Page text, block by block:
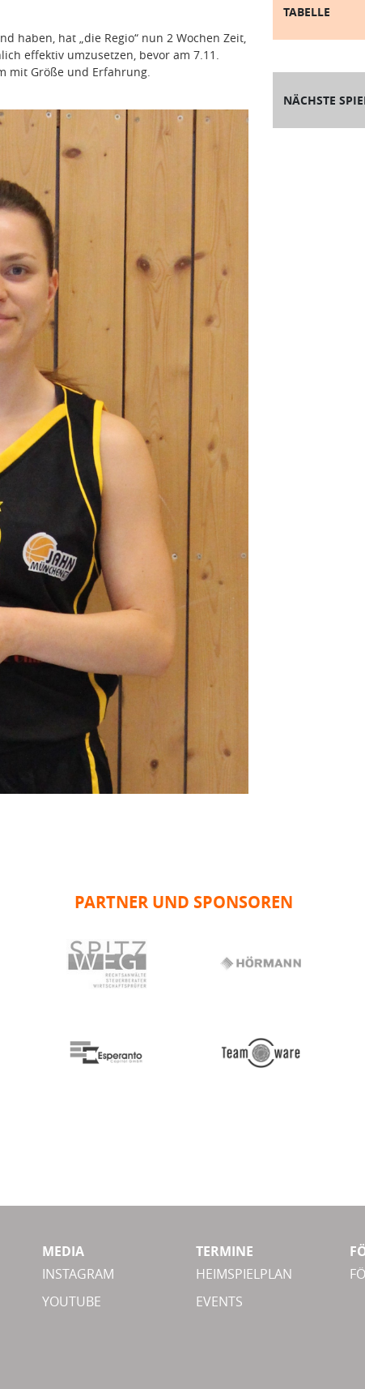
haben, hat „die Regio“ nun 2 Wochen Zeit,
effektiv umzusetzen, bevor am 7.11.
mit Größe und Erfahrung.
TABELLE
NÄCHSTE
PARTNER UND SPONSOREN
MEDIA
INSTAGRAM
YOUTUBE
TERMINE
HEIMSPIELPLAN
EVENTS